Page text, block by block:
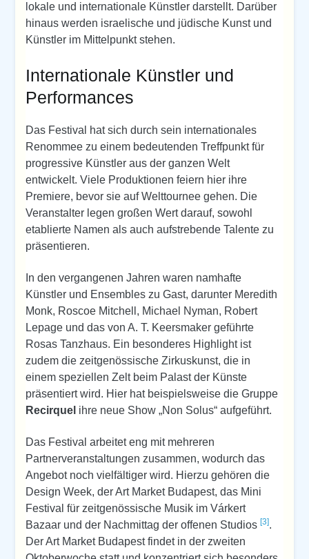
lokale und internationale Künstler darstellt. Darüber
hinaus werden israelische und jüdische Kunst und
Künstler im Mittelpunkt stehen.
Internationale Künstler und
Performances
Das Festival hat sich durch sein internationales
Renommee zu einem bedeutenden Treffpunkt für
progressive Künstler aus der ganzen Welt
entwickelt. Viele Produktionen feiern hier ihre
Premiere, bevor sie auf Welttournee gehen. Die
Veranstalter legen großen Wert darauf, sowohl
etablierte Namen als auch aufstrebende Talente zu
präsentieren.
In den vergangenen Jahren waren namhafte
Künstler und Ensembles zu Gast, darunter Meredith
Monk, Roscoe Mitchell, Michael Nyman, Robert
Lepage und das von A. T. Keersmaker geführte
Rosas Tanzhaus. Ein besonderes Highlight ist
zudem die zeitgenössische Zirkuskunst, die in
einem speziellen Zelt beim Palast der Künste
präsentiert wird. Hier hat beispielsweise die Gruppe
Recirquel ihre neue Show „Non Solus“ aufgeführt.
Das Festival arbeitet eng mit mehreren
Partnerveranstaltungen zusammen, wodurch das
Angebot noch vielfältiger wird. Hierzu gehören die
Design Week, der Art Market Budapest, das Mini
Festival für zeitgenössische Musik im Várkert
Bazaar und der Nachmittag der offenen Studios[3].
Der Art Market Budapest findet in der zweiten